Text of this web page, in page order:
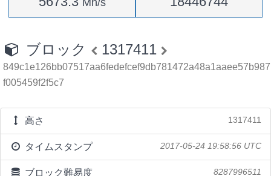
ブロック 1317411
849c1e126bb07517aa6fedefcef9db781472a48a1aaee57b987
f005459f2f5c7
高さ 1317411
タイムスタンプ 2017-05-24 19:58:56 UTC
ブロック難易度 8287996511